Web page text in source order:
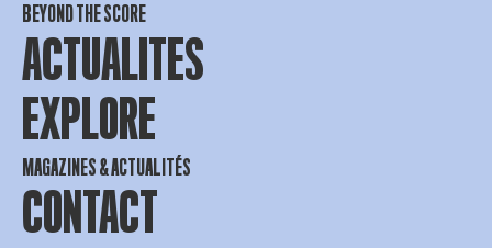
BEYOND THE SCORE
ACTUALITES
EXPLORE
MAGAZINES & ACTUALITÉS
CONTACT